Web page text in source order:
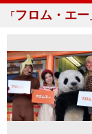
「フロム・エー